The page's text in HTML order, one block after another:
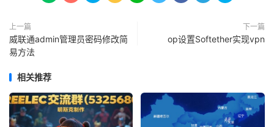
上一篇
威联通admin管理员密码修改简
易方法
下一篇
op设置Softether实现vpn
相关推荐